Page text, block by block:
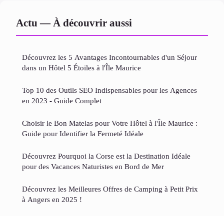
Actu — À découvrir aussi
Découvrez les 5 Avantages Incontournables d'un Séjour
dans un Hôtel 5 Étoiles à l'Île Maurice
Top 10 des Outils SEO Indispensables pour les Agences
en 2023 - Guide Complet
Choisir le Bon Matelas pour Votre Hôtel à l'Île Maurice :
Guide pour Identifier la Fermeté Idéale
Découvrez Pourquoi la Corse est la Destination Idéale
pour des Vacances Naturistes en Bord de Mer
Découvrez les Meilleures Offres de Camping à Petit Prix
à Angers en 2025 !